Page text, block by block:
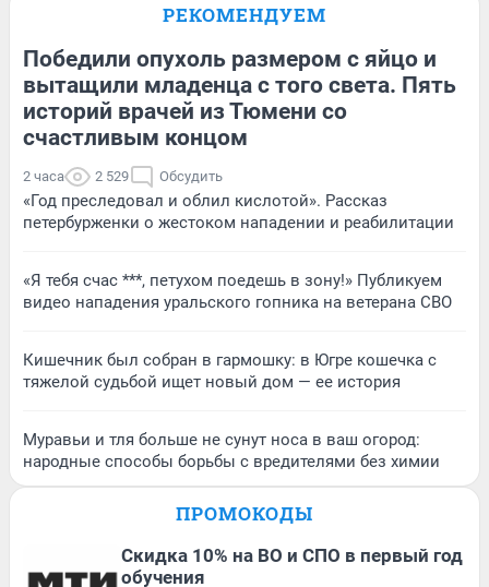
РЕКОМЕНДУЕМ
Победили опухоль размером с яйцо и
вытащили младенца с того света. Пять
историй врачей из Тюмени со
счастливым концом
2 часа 2 529 Обсудить
«Год преследовал и облил кислотой». Рассказ
петербурженки о жестоком нападении и реабилитации
«Я тебя счас ***, петухом поедешь в зону!» Публикуем
видео нападения уральского гопника на ветерана СВО
Кишечник был собран в гармошку: в Югре кошечка с
тяжелой судьбой ищет новый дом — ее история
Муравьи и тля больше не сунут носа в ваш огород:
народные способы борьбы с вредителями без химии
ПРОМОКОДЫ
Скидка 10% на ВО и СПО в первый год
обучения